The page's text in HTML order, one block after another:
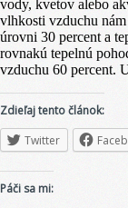
vody, kvetov alebo
vlhkosti vzduchu
úrovni 30 percent a
rovnakú tepelnú
vzduchu 60 percent.
Zdieľaj tento článok:
Twitter
Páči sa mi: